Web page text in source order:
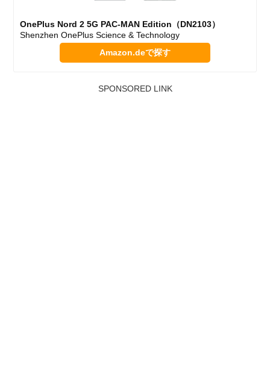
OnePlus Nord 2 5G PAC-MAN Edition（DN2103）
Shenzhen OnePlus Science & Technology
Amazon.deで探す
SPONSORED LINK